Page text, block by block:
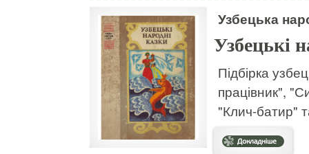
Узбецька
Узбецькі
Підбірка
працівник",
"Клич-батир"